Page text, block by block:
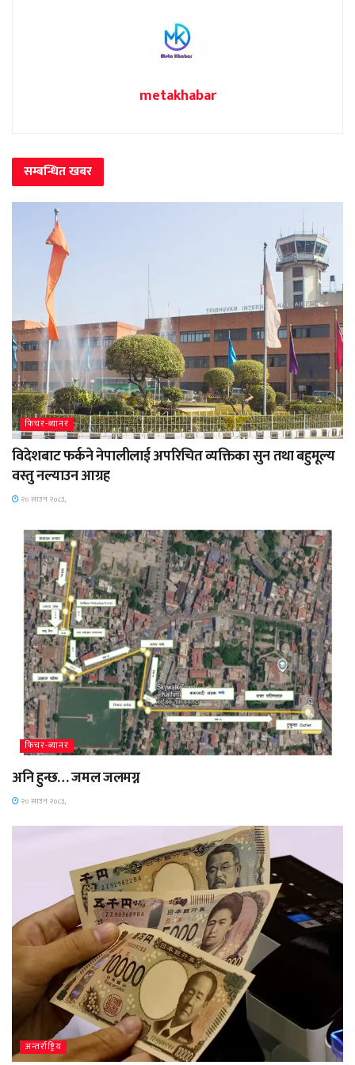
metakhabar
सम्बन्धितखबर
फिचर-ब्यानर
विदेशबाट फर्कने नेपालीलाई अपरिचित व्यक्तिका सुन तथा बहुमूल्य
वस्तु नल्याउन आग्रह
२० साउन २०८३,
फिचर-ब्यानर
अनि हुन्छ… जमल जलमग्न
२० साउन २०८३,
अन्तर्राष्ट्रिय